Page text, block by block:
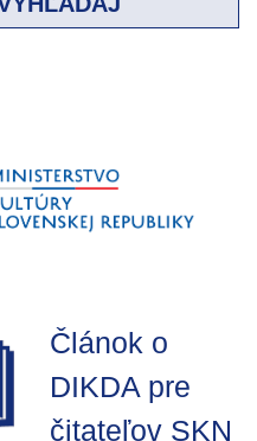
Článok o
DIKDA pre
čitateľov SKN